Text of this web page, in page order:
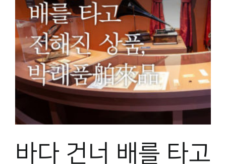
민속 인사이드
원문보기 PDF
박물관 홈페이지
바다 건너 배를 타고